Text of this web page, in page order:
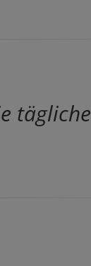
tägliche